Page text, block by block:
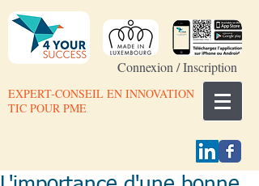
Connexion / Inscription
EXPERT-CONSEIL EN INNOVATION
TIC POUR PME